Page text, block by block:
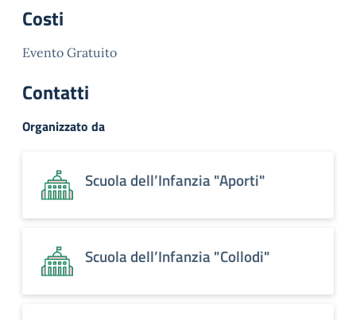
Costi
Evento Gratuito
Contatti
Organizzato da
Scuola dell’Infanzia "Aporti"
Scuola dell’Infanzia "Collodi"